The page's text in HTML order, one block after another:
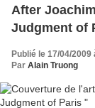
After
Judgment of
Publié le 17/04/2009
Par Alain Truong